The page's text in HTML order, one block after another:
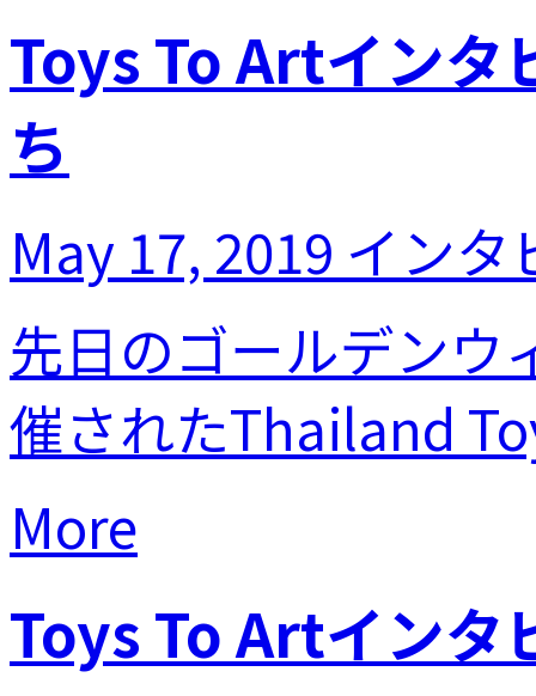
Toys To Artインタ
ち
May 17, 2019 インタ
先日のゴールデンウ
催されたThailand
More
Toys To Artイン